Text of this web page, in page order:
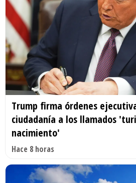
Trump firma órdenes
ciudadanía a los llamados
nacimiento'
Hace 8 horas